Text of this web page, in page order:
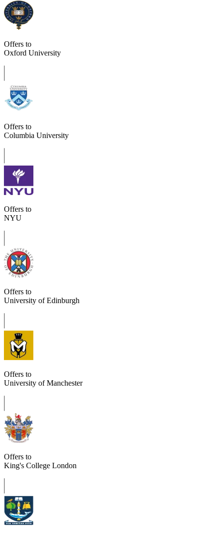
Offers to
Oxford University
Offers to
Columbia University
Offers to
NYU
Offers to
University of Edinburgh
Offers to
University of Manchester
Offers to
King's College London